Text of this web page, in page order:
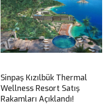
Sinpaş Kızılbük Thermal
Wellness Resort Satış
Rakamları Açıklandı!